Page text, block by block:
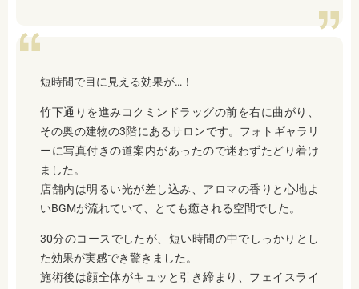
短時間で目に見える効果が…！
竹下通りを進みコクミンドラッグの前を右に曲がり、
その奥の建物の3階にあるサロンです。フォトギャラリ
ーに写真付きの道案内があったので迷わずたどり着け
ました。
店舗内は明るい光が差し込み、アロマの香りと心地よ
いBGMが流れていて、とても癒される空間でした。
30分のコースでしたが、短い時間の中でしっかりとし
た効果が実感でき驚きました。
施術後は顔全体がキュッと引き締まり、フェイスライ